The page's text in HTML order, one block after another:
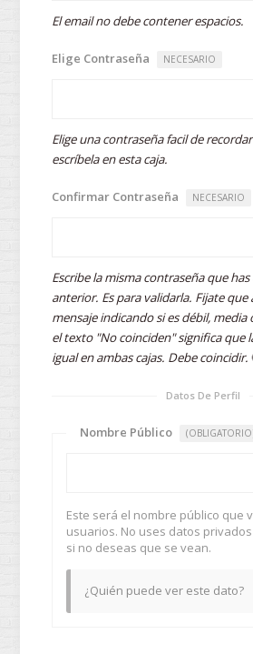
El email no debe contener espacios.
Elige Contraseña NECESARIO
Elige una contraseña facil de
escríbela en esta caja.
Confirmar Contraseña NECESARIO
Escribe la misma contraseña que
anterior. Es para validarla. Fijate que
mensaje indicando si es débil, media
el texto "No coinciden" significa que
igual en ambas cajas. Debe coincidir.
Datos De Perfil
Nombre Público
Este será el nombre público que veran otros
usuarios. No uses datos
si no deseas que se vean.
¿Quién puede ver este dato?